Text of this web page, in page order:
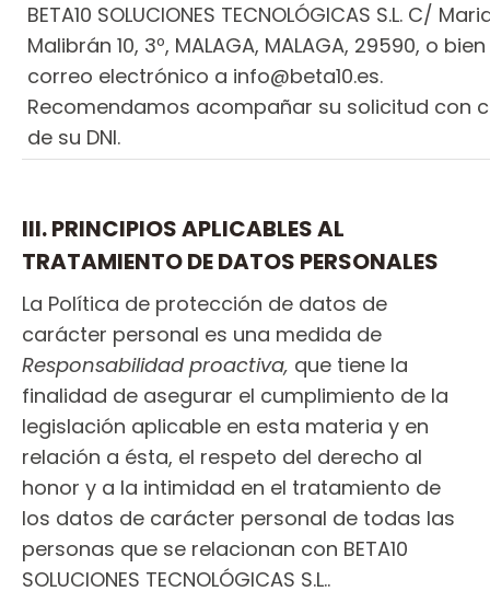
BETA10 SOLUCIONES TECNOLÓGICAS S.L. C/
Malibrán 10, 3º, MALAGA, MALAGA, 29590, o
correo electrónico a info@beta10.es.
Recomendamos acompañar su solicitud con
de su DNI.
III. PRINCIPIOS APLICABLES AL
TRATAMIENTO DE DATOS PERSONALES
La Política de protección de datos de
carácter personal es una medida de
Responsabilidad proactiva, que tiene la
finalidad de asegurar el cumplimiento de la
legislación aplicable en esta materia y en
relación a ésta, el respeto del derecho al
honor y a la intimidad en el tratamiento de
los datos de carácter personal de todas las
personas que se relacionan con BETA10
SOLUCIONES TECNOLÓGICAS S.L..